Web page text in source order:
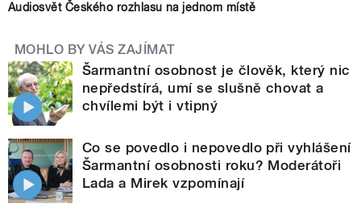
Audiosvět Českého rozhlasu na jednom místě
MOHLO BY VÁS ZAJÍMAT
Šarmantní osobnost je člověk, který nic
nepředstírá, umí se slušně chovat a
chvílemi být i vtipný
Co se povedlo i nepovedlo při vyhlášení
Šarmantní osobnosti roku? Moderátoři
Lada a Mirek vzpomínají